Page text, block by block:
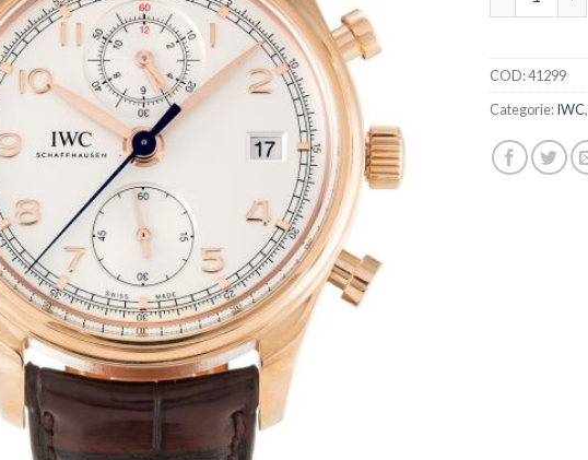
COD:41299
Categorie:IWC,